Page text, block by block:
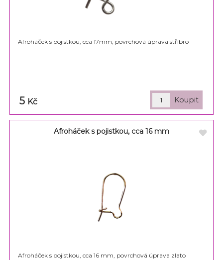
Afroháček s pojistkou, cca 17mm, povrchová úprava stříbro
5 Kč
Afroháček s pojistkou, cca 16 mm
Afroháček s pojistkou, cca 16 mm, povrchová úprava zlato